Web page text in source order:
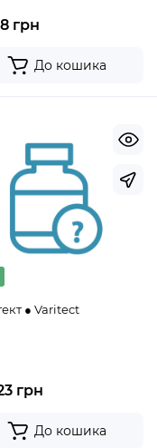
грн
До кошика
● Varitect
грн
До кошика